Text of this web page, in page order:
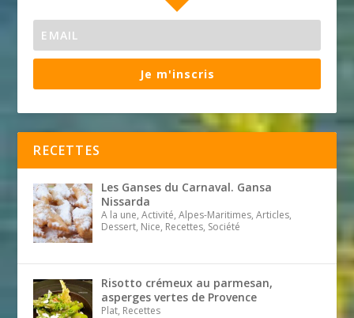
Je m'inscris
RECETTES
Les Ganses du Carnaval. Gansa
Nissarda
A la une, Activité, Alpes-Maritimes, Articles,
Dessert, Nice, Recettes, Société
Risotto crémeux au parmesan,
asperges vertes de Provence
Plat, Recettes